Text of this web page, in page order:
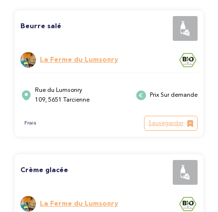
Beurre salé
La Ferme du Lumsonry
Rue du Lumsonry
109, 5651 Tarcienne
Prix Sur demande
Frais Sauvegarder
Crème glacée
La Ferme du Lumsonry